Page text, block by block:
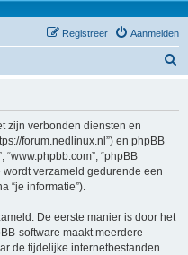
Aanmelden
Registreer
zijn verbonden diensten en
forum.nedlinux.nl”) en phpBB
“www.phpbb.com”, “phpBB
wordt verzameld gedurende een
“je informatie”).
De eerste manier is door het
software maakt meerdere
de tijdelijke internetbestanden